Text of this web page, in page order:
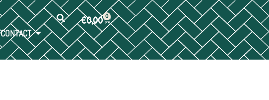
CONTACT
€0,00 0